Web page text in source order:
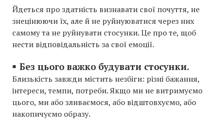
Йдеться про здатність визнавати свої почуття, не
знецінюючи їх, але й не руйнуюватися через них
самому та не руйнувати стосунки. Це про те, щоб
нести відповідальність за свої емоції.
▪️ Без цього важко будувати стосунки.
Близькість завжди містить незбіги: різні бажання,
інтереси, темпи, потреби. Якщо ми не витримуємо
цього, ми або зливаємося, або відштовхуємо, або
накопичуємо образу.